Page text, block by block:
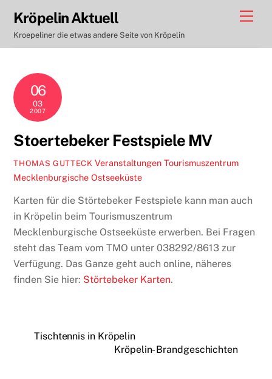
content
Kröpelin Aktuell
Kroepeliner die etwas andere Seite von Kröpelin
06
03
2007
Stoertebeker Festspiele MV
THOMAS GUTTECK Veranstaltungen Tourismuszentrum
Mecklenburgische Ostseeküste
Karten für die Störtebeker Festspiele kann man auch
in Kröpelin beim Tourismuszentrum
Mecklenburgische Ostseeküste erwerben. Bei Fragen
steht das Team vom TMO unter 038292/8613 zur
Verfügung. Das Ganze geht auch online, näheres
finden Sie hier: Störtebeker Karten.
Tischtennis in Kröpelin
Kröpelin- Brandgeschichten